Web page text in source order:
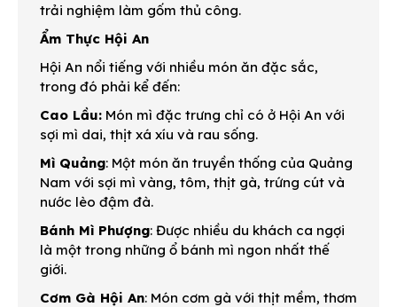
trải nghiệm làm gốm thủ công.
Ẩm Thực Hội An
Hội An nổi tiếng với nhiều món ăn đặc sắc,
trong đó phải kể đến:
Cao Lầu: Món mì đặc trưng chỉ có ở Hội An với
sợi mì dai, thịt xá xíu và rau sống.
Mì Quảng: Một món ăn truyền thống của Quảng
Nam với sợi mì vàng, tôm, thịt gà, trứng cút và
nước lèo đậm đà.
Bánh Mì Phượng: Được nhiều du khách ca ngợi
là một trong những ổ bánh mì ngon nhất thế
giới.
Cơm Gà Hội An: Món cơm gà với thịt mềm, thơm